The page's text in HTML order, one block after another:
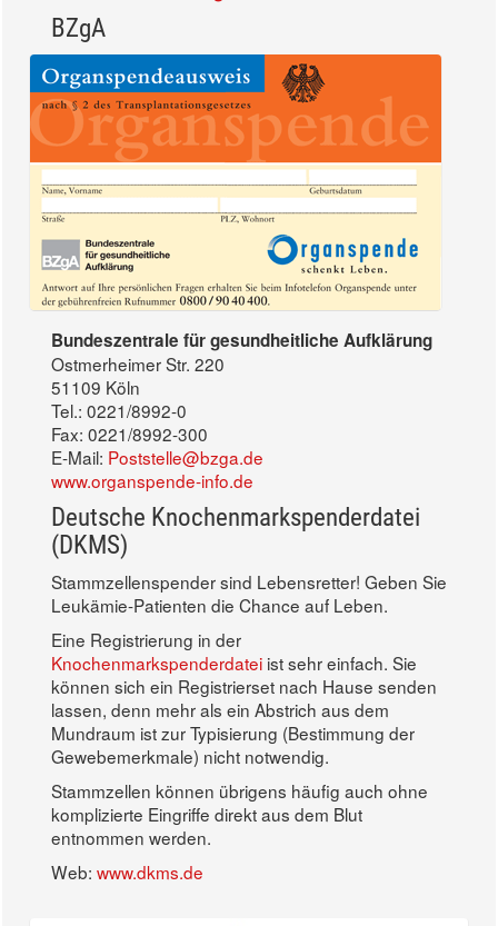
BZgA
Bundeszentrale für gesundheitliche Aufklärung
Ostmerheimer Str. 220
51109 Köln
Tel.: 0221/8992-0
Fax: 0221/8992-300
E-Mail: Poststelle@bzga.de
www.organspende-info.de
Deutsche Knochenmarkspenderdatei
(DKMS)
Stammzellenspender sind Lebensretter! Geben Sie
Leukämie-Patienten die Chance auf Leben.
Eine Registrierung in der
Knochenmarkspenderdatei ist sehr einfach. Sie
können sich ein Registrierset nach Hause senden
lassen, denn mehr als ein Abstrich aus dem
Mundraum ist zur Typisierung (Bestimmung der
Gewebemerkmale) nicht notwendig.
Stammzellen können übrigens häufig auch ohne
komplizierte Eingriffe direkt aus dem Blut
entnommen werden.
Web: www.dkms.de